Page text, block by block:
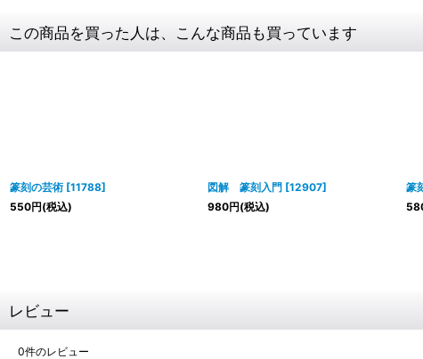
この商品を買った人は、こんな商品も買っています
篆刻の芸術 [11788]
550円(税込)
図解 篆刻入門 [12907]
980円(税込)
篆
レビュー
0件のレビュー